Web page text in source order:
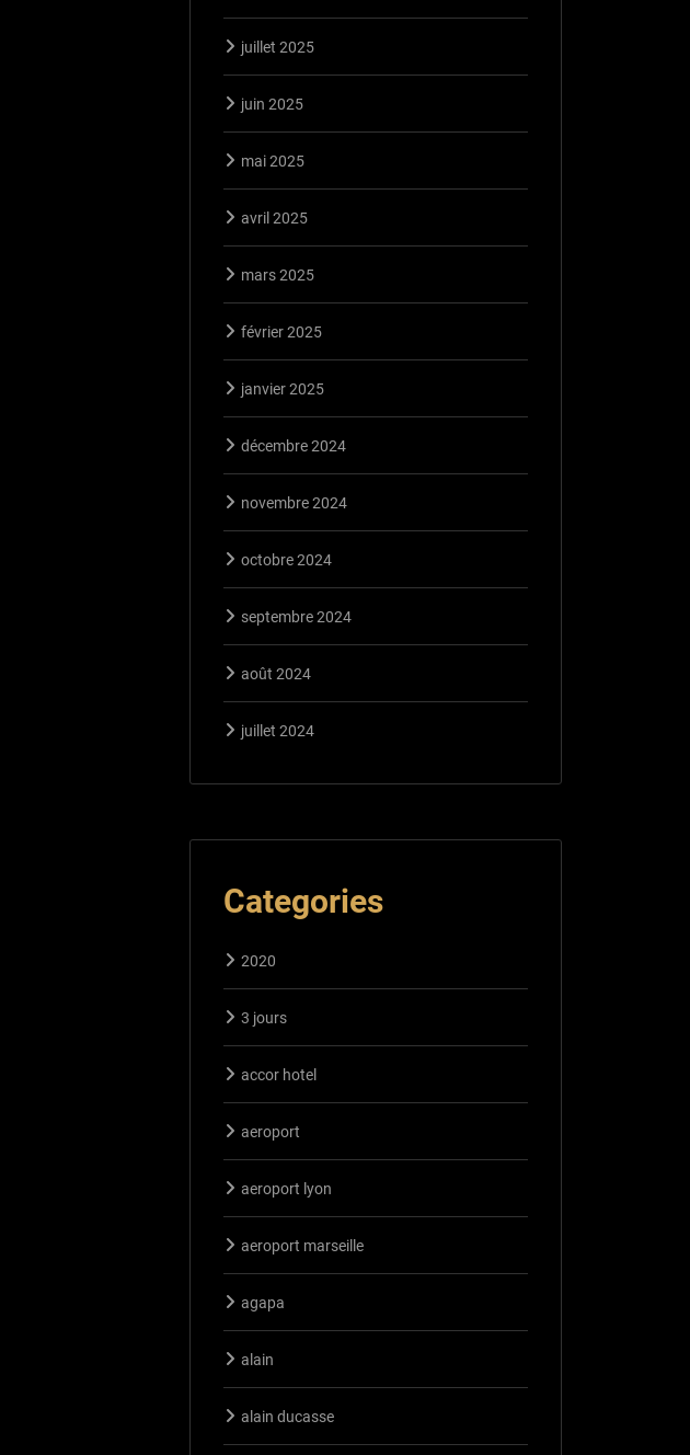
juillet 2025
juin 2025
mai 2025
avril 2025
mars 2025
février 2025
janvier 2025
décembre 2024
novembre 2024
octobre 2024
septembre 2024
août 2024
juillet 2024
Categories
2020
3 jours
accor hotel
aeroport
aeroport lyon
aeroport marseille
agapa
alain
alain ducasse